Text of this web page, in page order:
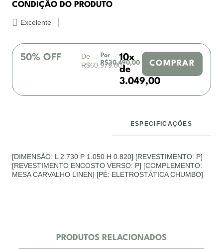
CONDIÇÃO DO PRODUTO
Excelente
50% OFF
De
R$60,979.80
Por
R$30.490,00
10x
de
3.049,00
COMPRAR
ESPECIFICAÇÕES
[DIMENSÃO: L 2.730 P 1.050 H 0.820] [REVESTIMENTO: P]
[REVESTIMENTO ENCOSTO VERSO: P] [COMPLEMENTO:
MESA CARVALHO LINEN] [PÉ: ELETROSTÁTICA CHUMBO]
PRODUTOS RELACIONADOS